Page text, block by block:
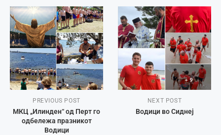
PREVIOUS POST
МКЦ „Илинден“ од Перт го
одбележа празникот
Водици
NEXT POST
Водици во Сиднеј